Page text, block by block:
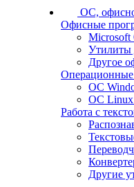
ОС,
Офисные
Microsoft
Утилиты
Другое
ОС
ОС
Работа с
Другие